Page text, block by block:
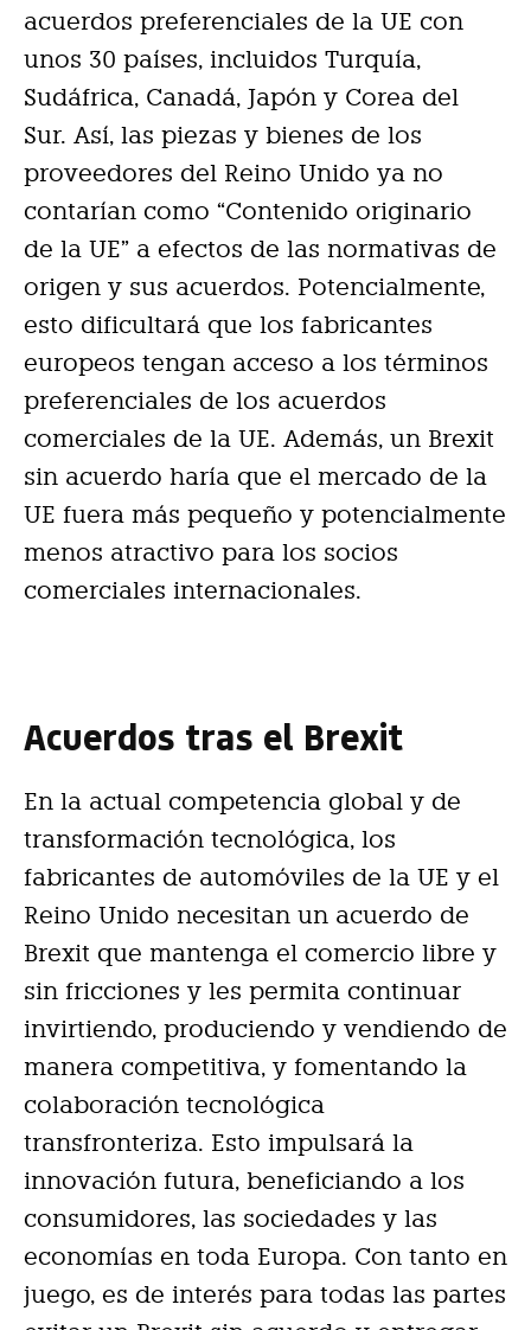
acuerdos preferenciales de la UE con
unos 30 países, incluidos Turquía,
Sudáfrica, Canadá, Japón y Corea del
Sur. Así, las piezas y bienes de los
proveedores del Reino Unido ya no
contarían como “Contenido originario
de la UE” a efectos de las normativas de
origen y sus acuerdos. Potencialmente,
esto dificultará que los fabricantes
europeos tengan acceso a los términos
preferenciales de los acuerdos
comerciales de la UE. Además, un Brexit
sin acuerdo haría que el mercado de la
UE fuera más pequeño y potencialmente
menos atractivo para los socios
comerciales internacionales.
Acuerdos tras el Brexit
En la actual competencia global y de
transformación tecnológica, los
fabricantes de automóviles de la UE y el
Reino Unido necesitan un acuerdo de
Brexit que mantenga el comercio libre y
sin fricciones y les permita continuar
invirtiendo, produciendo y vendiendo de
manera competitiva, y fomentando la
colaboración tecnológica
transfronteriza. Esto impulsará la
innovación futura, beneficiando a los
consumidores, las sociedades y las
economías en toda Europa. Con tanto en
juego, es de interés para todas las partes